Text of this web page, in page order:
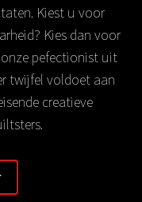
Kiest u voor
Kies dan voor
pefectionist uit
twijfel voldoet aan
creatieve